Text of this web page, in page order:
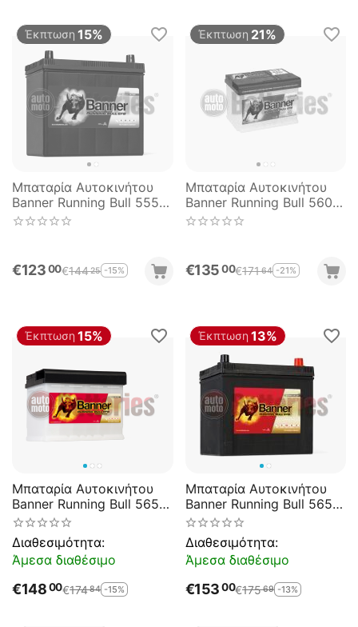
Έκπτωση 15%
Μπαταρία Αυτοκινήτου
Banner Running Bull 55515
Start Stop EFB 55AH
€12300€14425 -15%
Έκπτωση 21%
Μπαταρία Αυτοκινήτου
Banner Running Bull 56011
Start Stop EFB 60AH
€13500€17164 -21%
Έκπτωση 15%
Μπαταρία Αυτοκινήτου
Banner Running Bull 56511
Start Stop EFB Pro 65AH
640EN Εκκίνησης
Διαθεσιμότητα:
Άμεσα διαθέσιμο
€14800€17484 -15%
Έκπτωση 13%
Μπαταρία Αυτοκινήτου
Banner Running Bull 56515
Start Stop EFB 65AH
550EN Εκκίνησης
Διαθεσιμότητα:
Άμεσα διαθέσιμο
€15300€17569 -13%